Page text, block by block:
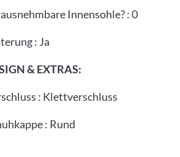
Innensohle?:0
: Ja
& EXTRAS:
: Klettverschluss
: Rund